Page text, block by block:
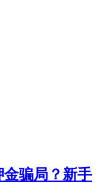
骗局？新手